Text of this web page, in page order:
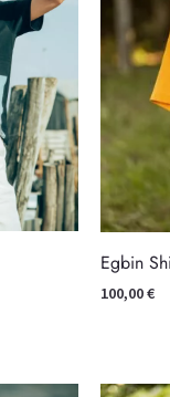
Egbin
100,00€